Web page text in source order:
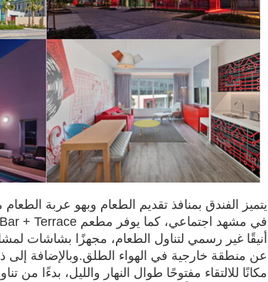
يتميز الفندق بمنافذ تقديم الطعام وبهو عربة الطعام
في مشهد اجتماعي، كما يوفر مطعم + Terrace
أنيقًا غير رسمي لتناول الطعام، مجهزًا بشاشات
عن منطقة خارجية في الهواء الطلق.وبالإضافة إلى
مكانًا للالتقاء مفتوحًا طوال النهار والليل، بدءًا